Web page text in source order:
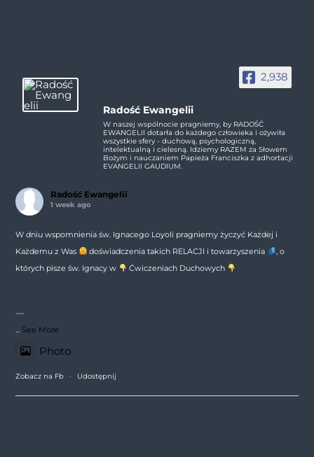
2,938
Radość Ewangelii
W naszej wspólnocie pragniemy, by RADOŚĆ
EWANGELII dotarła do każdego człowieka i ożywiła
wszystkie sfery - duchową, psychologiczną,
intelektualną i cielesną. Idziemy RAZEM za Słowem
Bożym i nauczaniem Papieża Franciszka z adhortacji
EVANGELII GAUDIUM.
Radość Ewangelii
1 week ago
W dniu wspomnienia św. Ignacego Loyoli pragniemy życzyć Każdej i
Każdemu z Was
doświadczenia takich RELACJI i towarzyszenia
, o
których pisze św. Ignacy w
Ćwiczeniach Duchowych
---
See More
Photo
Zobacz na Fb · Udostępnij